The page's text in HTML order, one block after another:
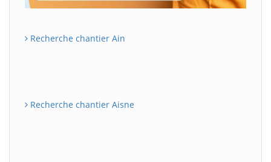
Recherche chantier Ain
Recherche chantier Aisne